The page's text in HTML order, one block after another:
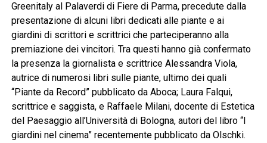
Greenitaly al Palaverdi di Fiere di Parma, precedute dalla
presentazione di alcuni libri dedicati alle piante e ai
giardini di scrittori e scrittrici che parteciperanno alla
premiazione dei vincitori. Tra questi hanno già confermato
la presenza la giornalista e scrittrice Alessandra Viola,
autrice di numerosi libri sulle piante, ultimo dei quali
“Piante da Record” pubblicato da Aboca; Laura Falqui,
scrittrice e saggista, e Raffaele Milani, docente di Estetica
del Paesaggio all’Università di Bologna, autori del libro “I
giardini nel cinema” recentemente pubblicato da Olschki.